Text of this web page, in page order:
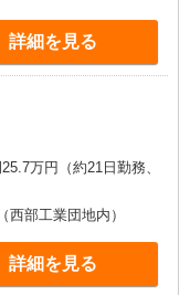
詳細を見る
万円（約21日勤務、
西部工業団地内）
詳細を見る